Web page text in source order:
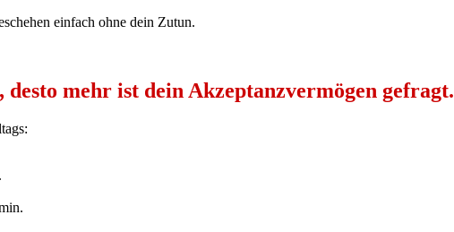
einfach ohne dein Zutun.
desto mehr ist dein Akzeptanzvermögen gefragt.